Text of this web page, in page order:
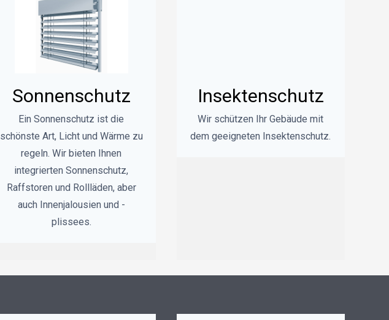
Sonnenschutz
Ein Sonnenschutz ist die
schönste Art, Licht und Wärme zu
regeln. Wir bieten Ihnen
integrierten Sonnenschutz,
Raffstoren und Rollläden, aber
auch Innenjalousien und -
plissees.
Insektenschutz
Wir schützen Ihr Gebäude mit
dem geeigneten Insektenschutz.